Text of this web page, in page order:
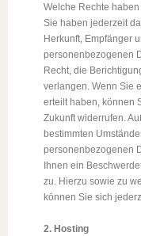
Welche Rechte
Sie haben jederzeit
Herkunft, Empfänger
personenbezogenen
Recht, die
verlangen. Wenn Sie
erteilt haben, können
Zukunft widerrufen.
bestimmten
personenbezogenen
Ihnen ein
zu. Hierzu sowie zu
können Sie sich
2. Hosting